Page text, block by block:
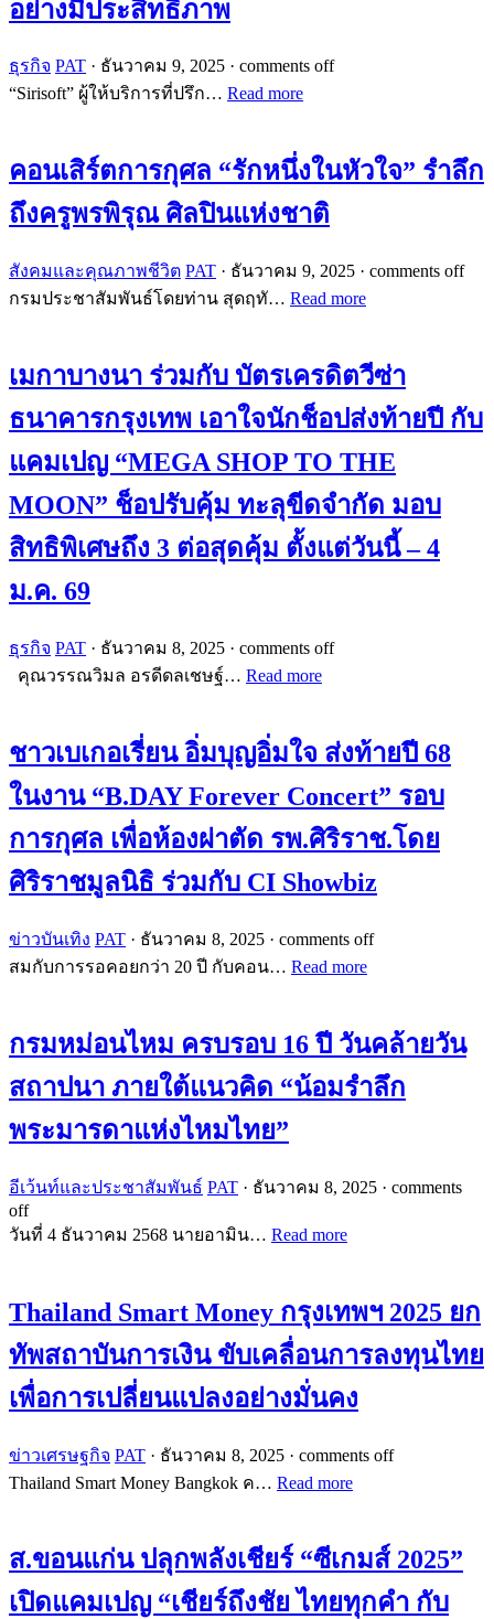
อย่างมีประสิทธิภาพ
ธุรกิจ PAT · ธันวาคม 9, 2025 · comments off
“Sirisoft” ผู้ให้บริการที่ปรึก… Read more
คอนเสิร์ตการกุศล “รักหนึ่งในหัวใจ” รำลึก
ถึงครูพรพิรุณ ศิลปินแห่งชาติ
สังคมและคุณภาพชีวิต PAT · ธันวาคม 9, 2025 · comments off
กรมประชาสัมพันธ์โดยท่าน สุดฤทั… Read more
เมกาบางนา ร่วมกับ บัตรเครดิตวีซ่า
ธนาคารกรุงเทพ เอาใจนักช็อปส่งท้ายปี กับ
แคมเปญ “MEGA SHOP TO THE
MOON” ช็อปรับคุ้ม ทะลุขีดจำกัด มอบ
สิทธิพิเศษถึง 3 ต่อสุดคุ้ม ตั้งแต่วันนี้ – 4
ม.ค. 69
ธุรกิจ PAT · ธันวาคม 8, 2025 · comments off
คุณวรรณวิมล อรดีดลเชษฐ์… Read more
ชาวเบเกอเรี่ยน อิ่มบุญอิ่มใจ ส่งท้ายปี 68
ในงาน “B.DAY Forever Concert” รอบ
การกุศล เพื่อห้องผ่าตัด รพ.ศิริราช.โดย
ศิริราชมูลนิธิ ร่วมกับ CI Showbiz
ข่าวบันเทิง PAT · ธันวาคม 8, 2025 · comments off
สมกับการรอคอยกว่า 20 ปี กับคอน… Read more
กรมหม่อนไหม ครบรอบ 16 ปี วันคล้ายวัน
สถาปนา ภายใต้แนวคิด “น้อมรำลึก
พระมารดาแห่งไหมไทย”
อีเว้นท์และประชาสัมพันธ์ PAT · ธันวาคม 8, 2025 · comments
off
วันที่ 4 ธันวาคม 2568 นายอามิน… Read more
Thailand Smart Money กรุงเทพฯ 2025 ยก
ทัพสถาบันการเงิน ขับเคลื่อนการลงทุนไทย
เพื่อการเปลี่ยนแปลงอย่างมั่นคง
ข่าวเศรษฐกิจ PAT · ธันวาคม 8, 2025 · comments off
Thailand Smart Money Bangkok ค… Read more
ส.ขอนแก่น ปลุกพลังเชียร์ “ซีเกมส์ 2025”
เปิดแคมเปญ “เชียร์ถึงชัย ไทยทุกคำ กับ